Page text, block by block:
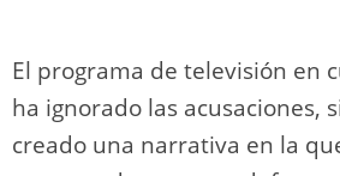
El programa de televisión en
ha ignorado las acusaciones,
creado una narrativa en la